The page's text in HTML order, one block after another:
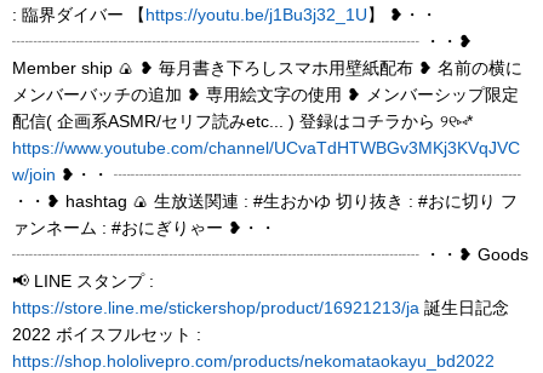
: 臨界ダイバー 【https://youtu.be/j1Bu3j32_1U】 ❥・・
┈┈┈┈┈┈┈┈┈┈┈┈┈┈┈┈┈┈┈┈┈┈┈┈ ・・❥
Member ship 🍙 ❥ 毎月書き下ろしスマホ用壁紙配布 ❥ 名前の横に
メンバーバッチの追加 ❥ 専用絵文字の使用 ❥ メンバーシップ限定
配信( 企画系ASMR/セリフ読みetc... ) 登録はコチラから ୨୧⑅*
https://www.youtube.com/channel/UCvaTdHTWBGv3MKj3KVqJVC
w/join ❥・・ ┈┈┈┈┈┈┈┈┈┈┈┈┈┈┈┈┈┈┈┈┈┈┈┈
・・❥ hashtag 🍙 生放送関連 : #生おかゆ 切り抜き : #おに切り フ
ァンネーム : #おにぎりゃー ❥・・
┈┈┈┈┈┈┈┈┈┈┈┈┈┈┈┈┈┈┈┈┈┈┈┈ ・・❥ Goods
📢 LINE スタンプ :
https://store.line.me/stickershop/product/16921213/ja 誕生日記念
2022 ボイスフルセット :
https://shop.hololivepro.com/products/nekomataokayu_bd2022